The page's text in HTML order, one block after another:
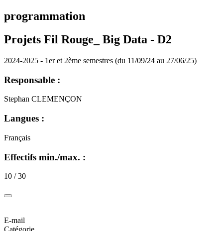
programmation
Projets Fil Rouge_ Big Data - D2
2024-2025 - 1er et 2ème semestres (du 11/09/24 au 27/06/25)
Responsable :
Stephan CLEMENÇON
Langues :
Français
Effectifs min./max. :
10 / 30
E-mail
Catégorie